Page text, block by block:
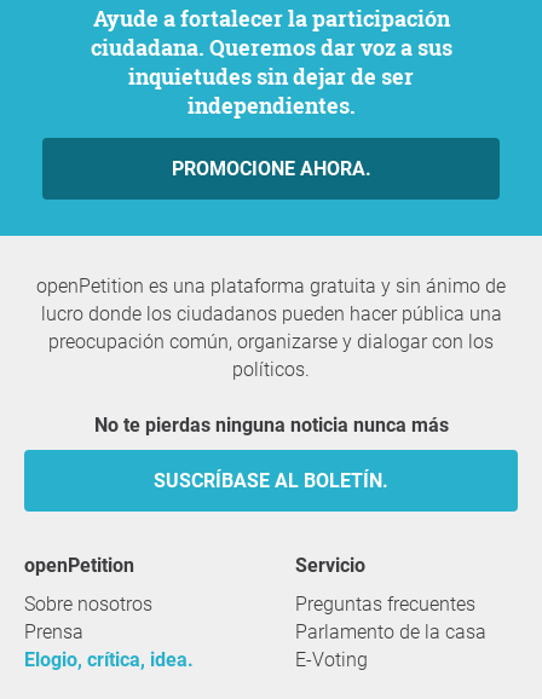
Ayude a fortalecer la participación
ciudadana. Queremos dar voz a sus
inquietudes sin dejar de ser
independientes.
PROMOCIONE AHORA.
openPetition es una plataforma gratuita y sin ánimo de
lucro donde los ciudadanos pueden hacer pública una
preocupación común, organizarse y dialogar con los
políticos.
No te pierdas ninguna noticia nunca más
SUSCRÍBASE AL BOLETÍN.
openPetition
Sobre nosotros
Prensa
Elogio, crítica, idea.
servicio
Preguntas frecuentes
Parlamento de la casa
E-Voting